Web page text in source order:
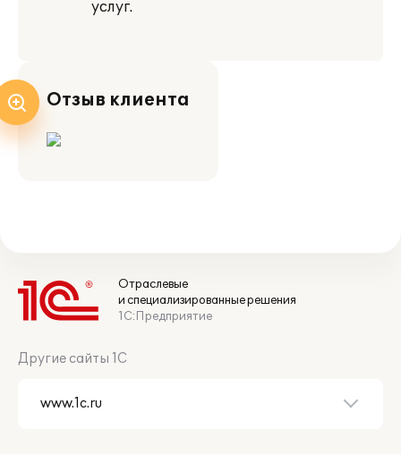
услуг.
Отзыв клиента
Отраслевые
и специализированные решения
1С:Предприятие
Другие сайты 1С